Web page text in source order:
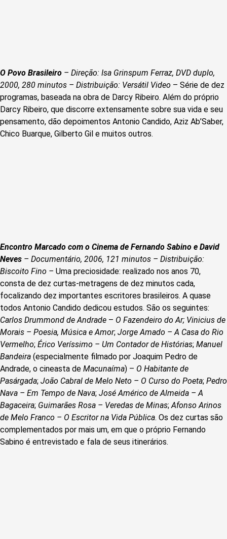
O Povo Brasileiro – Direção: Isa Grinspum Ferraz, DVD duplo,
2000, 280 minutos – Distribuição: Versátil Video – Série de dez
programas, baseada na obra de Darcy Ribeiro. Além do próprio
Darcy Ribeiro, que discorre extensamente sobre sua vida e seu
pensamento, dão depoimentos Antonio Candido, Aziz Ab’Saber,
Chico Buarque, Gilberto Gil e muitos outros.
Encontro Marcado com o Cinema de Fernando Sabino e David
Neves – Documentário, 2006, 121 minutos – Distribuição:
Biscoito Fino – Uma preciosidade: realizado nos anos 70,
consta de dez curtas-metragens de dez minutos cada,
focalizando dez importantes escritores brasileiros. A quase
todos Antonio Candido dedicou estudos. São os seguintes:
Carlos Drummond de Andrade – O Fazendeiro do Ar; Vinicius de
Morais – Poesia, Música e Amor; Jorge Amado – A Casa do Rio
Vermelho; Érico Veríssimo – Um Contador de Histórias; Manuel
Bandeira (especialmente filmado por Joaquim Pedro de
Andrade, o cineasta de Macunaíma) – O Habitante de
Pasárgada; João Cabral de Melo Neto – O Curso do Poeta; Pedro
Nava – Em Tempo de Nava; José Américo de Almeida – A
Bagaceira; Guimarães Rosa – Veredas de Minas;Afonso Arinos
de Melo Franco – O Escritor na Vida Pública. Os dez curtas são
complementados por mais um, em que o próprio Fernando
Sabino é entrevistado e fala de seus itinerários.